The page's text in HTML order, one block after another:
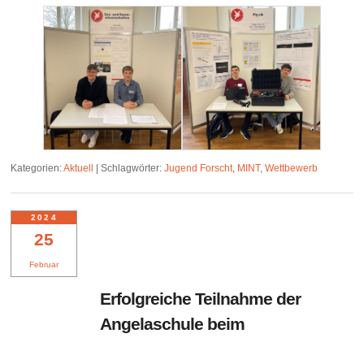
Kategorien:Aktuell |Schlagwörter: Jugend Forscht, MINT,Wettbewerb
25
Februar
2024
Erfolgreiche Teilnahme der
Angelaschule beim